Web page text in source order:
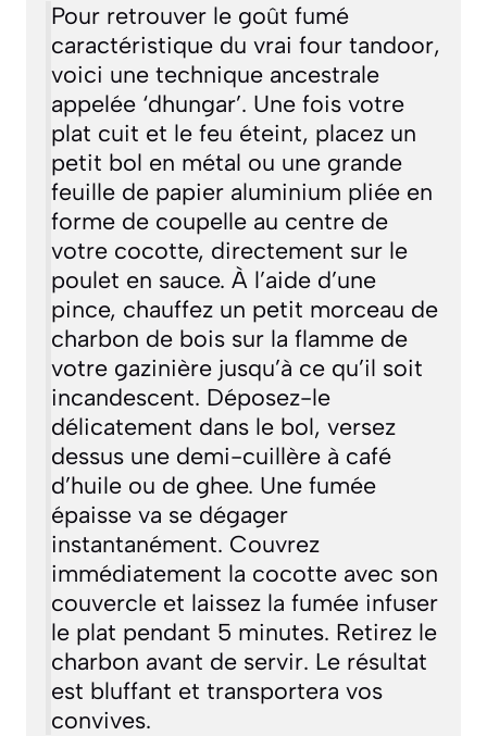
Pour retrouver le goût fumé
caractéristique du vrai four tandoor,
voici une technique ancestrale
appelée ‘dhungar’. Une fois votre
plat cuit et le feu éteint, placez un
petit bol en métal ou une grande
feuille de papier aluminium pliée en
forme de coupelle au centre de
votre cocotte, directement sur le
poulet en sauce. À l’aide d’une
pince, chauffez un petit morceau de
charbon de bois sur la flamme de
votre gazinière jusqu’à ce qu’il soit
incandescent. Déposez-le
délicatement dans le bol, versez
dessus une demi-cuillère à café
d’huile ou de ghee. Une fumée
épaisse va se dégager
instantanément. Couvrez
immédiatement la cocotte avec son
couvercle et laissez la fumée infuser
le plat pendant 5 minutes. Retirez le
charbon avant de servir. Le résultat
est bluffant et transportera vos
convives.